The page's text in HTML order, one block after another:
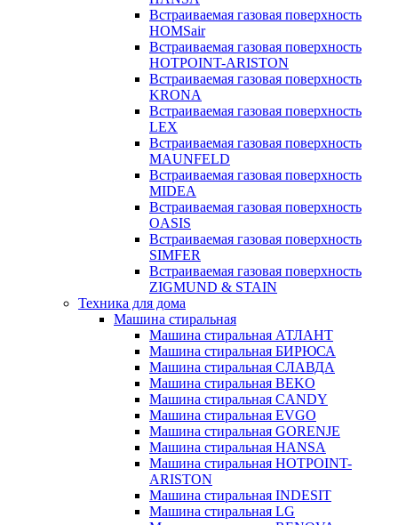
Встраиваемая газовая поверхность
HOMSair
Встраиваемая газовая поверхность
HOTPOINT-ARISTON
Встраиваемая газовая поверхность
KRONA
Встраиваемая газовая поверхность
LEX
Встраиваемая газовая поверхность
MAUNFELD
Встраиваемая газовая поверхность
MIDEA
Встраиваемая газовая поверхность
OASIS
Встраиваемая газовая поверхность
SIMFER
Встраиваемая газовая поверхность
ZIGMUND & STAIN
Техника для дома
Машина стиральная
Машина стиральная АТЛАНТ
Машина стиральная БИРЮСА
Машина стиральная СЛАВДА
Машина стиральная BEKO
Машина стиральная CANDY
Машина стиральная EVGO
Машина стиральная GORENJE
Машина стиральная HANSA
Машина стиральная HOTPOINT-
ARISTON
Машина стиральная INDESIT
Машина стиральная LG